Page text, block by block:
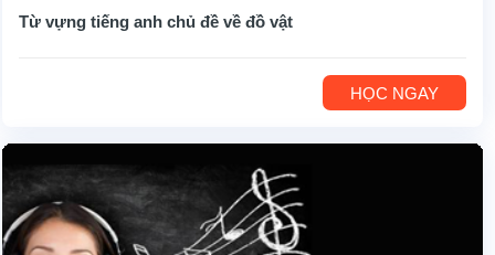
Từ vựng tiếng anh chủ đề về đồ vật
HỌC NGAY